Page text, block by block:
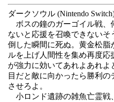
ダークソウル (Nintendo
ボスの鐘のガーゴイル戦、
ないと応援を召喚できない
倒した瞬間に死ぬ。黄金松
ルを上げ人間性を集め再度
が強力に効いてあれよあれ
目だと敵に向かったら勝利
させろよ。
小ロンド遺跡の雑魚亡霊戦